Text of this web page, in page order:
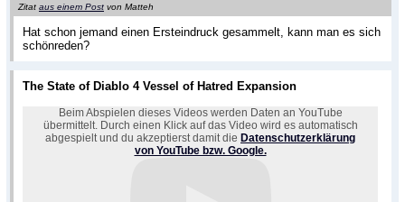
Zitat aus einem Post von Matteh
Hat schon jemand einen Ersteindruck gesammelt, kann man es sich
schönreden?
The State of Diablo 4 Vessel of Hatred Expansion
Beim Abspielen dieses Videos werden Daten an YouTube
übermittelt. Durch einen Klick auf das Video wird es automatisch
abgespielt und du akzeptierst damit die Datenschutzerklärung
von YouTube bzw. Google.